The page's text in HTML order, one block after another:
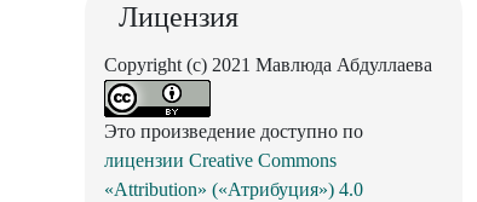
Лицензия
Copyright (c) 2021 Мавлюда Абдуллаева
Это произведение доступно по
лицензии Creative Commons
«Attribution» («Атрибуция») 4.0